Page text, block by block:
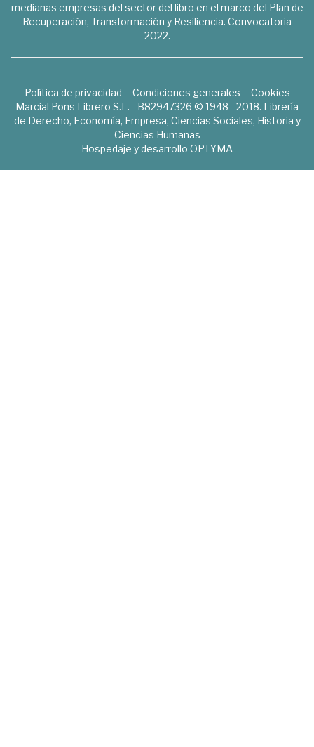
medianas empresas del sector del libro en el marco del Plan de
Recuperación, Transformación y Resiliencia. Convocatoria
2022.
Política de privacidad Condiciones generales
Cookies
Marcial Pons Librero S.L. - B82947326 © 1948 - 2018. Librería
de Derecho, Economía, Empresa, Ciencias Sociales, Historia y
Ciencias Humanas
Hospedaje y desarrollo OPTYMA